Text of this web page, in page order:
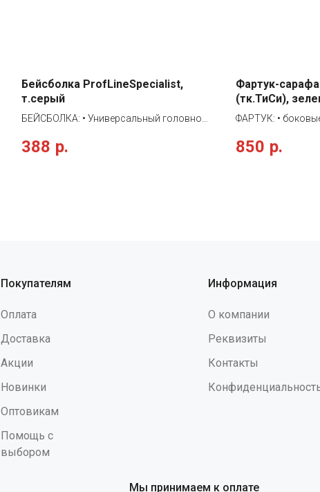
Бейсболка ProfLineSpecialist,
т.серый
БЕЙСБОЛКА: • Универсальный головной
регулирующей размер • 5 клиньев и
388 р.
Фартук-
(тк.ТиСи),
ФАРТУК: •
воротника •
850 р.
Покупателям
Оплата
Доставка
Новинки
Оптовикам
Помощь с
выбором
Акции
Информация
О компании
Реквизиты
Контакты
Мы принимаем к оплате